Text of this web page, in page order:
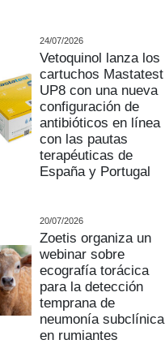
24/07/2026
Vetoquinol lanza los
cartuchos Mastatest
UP8 con una nueva
configuración de
antibióticos en línea
con las pautas
terapéuticas de
España y Portugal
20/07/2026
Zoetis organiza un
webinar sobre
ecografía torácica
para la detección
temprana de
neumonía subclínica
en rumiantes